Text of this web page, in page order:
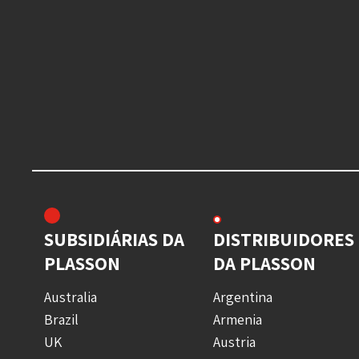
SUBSIDIÁRIAS DA
PLASSON
Australia
Brazil
UK
DISTRIBUIDORES
DA PLASSON
Argentina
Armenia
Austria